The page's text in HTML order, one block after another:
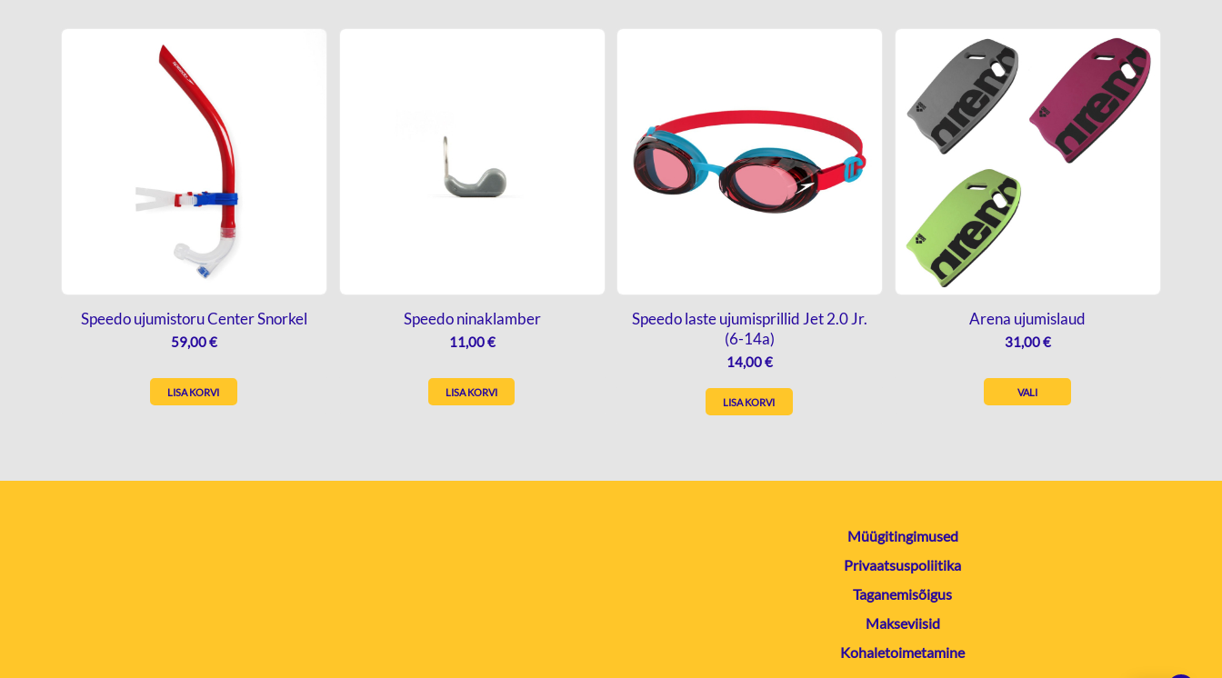
Speedo ujumistoru Center Snorkel
59,00€
LISA KORVI
Speedo ninaklamber
11,00€
LISA KORVI
Speedo laste ujumisprillid Jet 2.0 Jr.
(6-14a)
14,00€
LISA KORVI
Arena ujumislaud
31,00€
VALI
Müügitingimused
Privaatsuspoliitika
Taganemisõigus
Makseviisid
Kohaletoimetamine